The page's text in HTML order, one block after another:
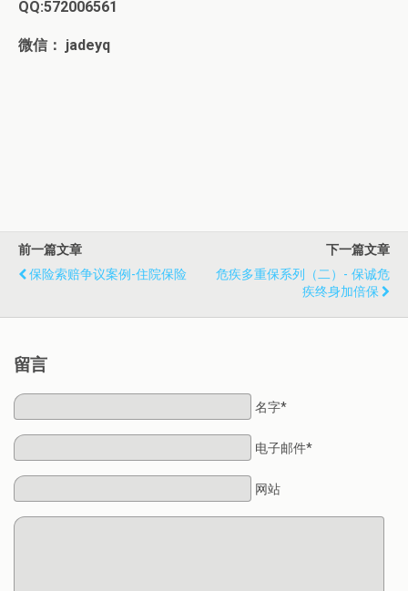
QQ:572006561
微信： jadeyq
前一篇文章
保险索赔争议案例-住院保险
下一篇文章
危疾多重保系列（二）- 保诚危
疾终身加倍保
留言
名字*
电子邮件*
网站